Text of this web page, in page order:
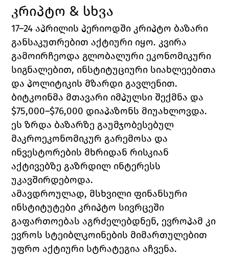
კრიპტო & სხვა
17–24 აპრილის პერიოდში კრიპტო ბაზარი
განსაკუთრებით აქტიური იყო. კვირა
გამოირჩეოდა გლობალური ეკონომიკური
სიგნალებით, ინსტიტუციური სიახლეებითა
და პოლიტიკის მზარდი გავლენით.
ბიტკოინმა მთავარი იმპულსი შექმნა და
$75,000–$76,000 დიაპაზონს მიუახლოვდა.
ეს ზრდა ბაზარზე გაუმჯობესებულ
მაკროეკონომიკურ გარემოსა და
ინვესტორების მხრიდან რისკიან
აქტივებზე გაზრდილ ინტერესს
უკავშირდებოდა.
ამავდროულად, მსხვილი ფინანსური
ინსტიტუტები კრიპტო სივრცეში
გაფართოებას აგრძელებდნენ, ევროპამ კი
ევროს სტეიბლკოინების მიმართულებით
უფრო აქტიური სტრატეგია აჩვენა.